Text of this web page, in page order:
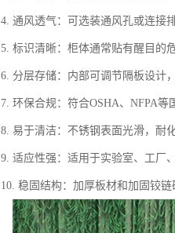
4. 通风透气：可选装通风孔或连接
5. 标识清晰：柜体通常贴有醒目的
6. 分层存储：内部可调节隔板设计
7. 环保合规：符合OSHA、NFPA等
8. 易于清洁：不锈钢表面光滑，耐
9. 适应性强：适用于实验室、工厂
10. 稳固结构：加厚板材和加固铰